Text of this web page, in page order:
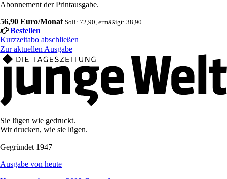
Abonnement der Printausgabe.
56,90 Euro/Monat Soli: 72,90, ermäßigt: 38,90
Bestellen
Kurzzeitabo abschließen
Zur aktuellen Ausgabe
Sie lügen wie gedruckt.
Wir drucken, wie sie lügen.
Gegründet 1947
Ausgabe von heute